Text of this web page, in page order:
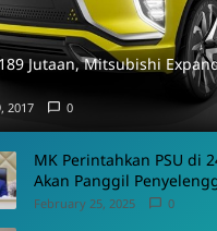
Jutaan, Mitsubishi
2017 0
MK Perintahkan PSU di
Akan Panggil
February 25, 2025 0